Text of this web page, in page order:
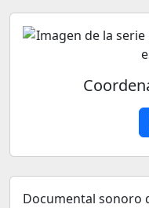
Documental sonoro